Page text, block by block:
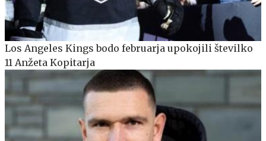
Los Angeles Kings bodo februarja upokojili številko
11 Anžeta Kopitarja